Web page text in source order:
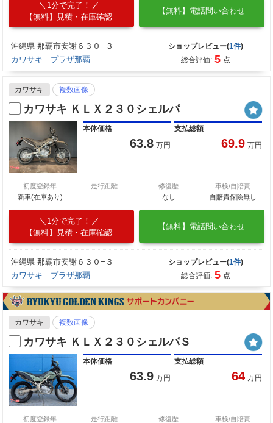
1分で完了！
【無料】見積・在庫確認
【無料】電話問い合わせ
沖縄県 那覇市安謝６３０−３
カワサキ プラザ那覇
ショップレビュー(1件)
総合評価: 5 点
カワサキ 複数画像
カワサキ ＫＬＸ２３０シェルパ
本体価格
63.8 万円
支払総額
69.9 万円
初度登録年
新車(在庫あり)
走行距離
―
修復歴
なし
車検/自賠責
自賠責保険無し
1分で完了！
【無料】見積・在庫確認
【無料】電話問い合わせ
沖縄県 那覇市安謝６３０−３
カワサキ プラザ那覇
ショップレビュー(1件)
総合評価: 5 点
カワサキ 複数画像
カワサキ ＫＬＸ２３０シェルパＳ
本体価格
63.9 万円
支払総額
64 万円
初度登録年 走行距離 修復歴 車検/自賠責